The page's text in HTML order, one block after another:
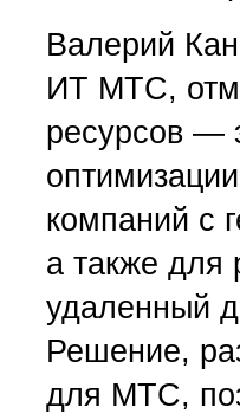
Валерий
ИТ МТС,
ресурсов —
компаний с
а также для
удаленный
Решение,
для МТС,